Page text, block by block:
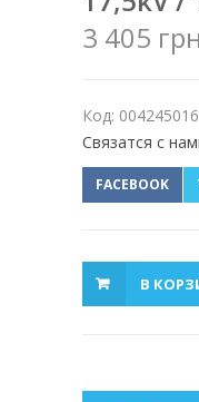
3 405
Код: 004245016
Связатся с
FACEBOOK
В